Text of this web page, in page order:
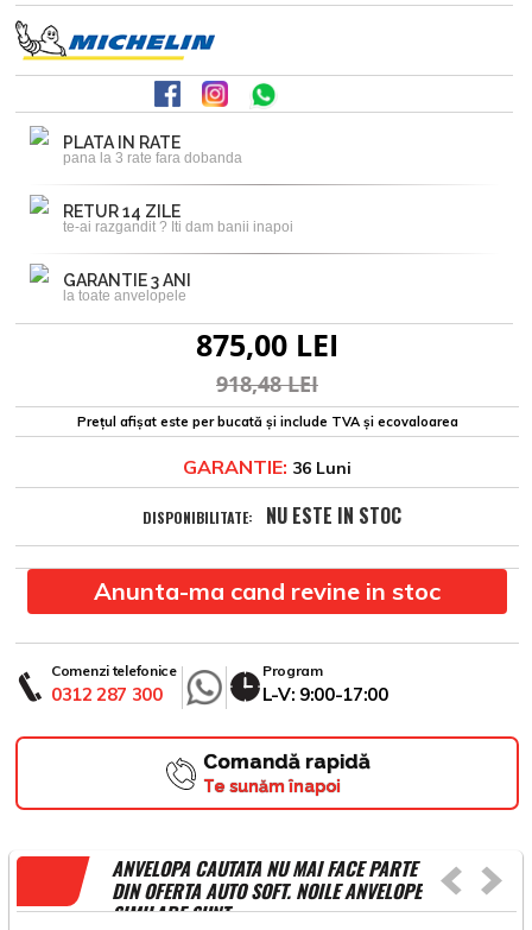
PLATA IN RATE
pana la 3 rate fara dobanda
RETUR 14 ZILE
te-ai razgandit ? Iti dam banii inapoi
GARANTIE 3 ANI
la toate anvelopele
875,00 LEI
918,48 LEI
Prețul afișat este per bucată și include TVA și ecovaloarea
GARANTIE: 36 Luni
DISPONIBILITATE: NU ESTE IN STOC
Anunta-ma cand revine in stoc
Comenzi telefonice
0312 287 300
Program
L-V: 9:00-17:00
Comandă rapidă
Te sunăm înapoi
ANVELOPA CAUTATA NU MAI FACE PARTE
DIN OFERTA AUTO SOFT. NOILE ANVELOPE
SIMILARE SUNT